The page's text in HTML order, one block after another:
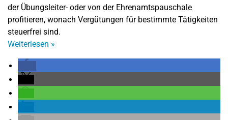
der Übungsleiter- oder von der Ehrenamtspauschale
profitieren, wonach Vergütungen für bestimmte Tätigkeiten
steuerfrei sind.
Weiterlesen »